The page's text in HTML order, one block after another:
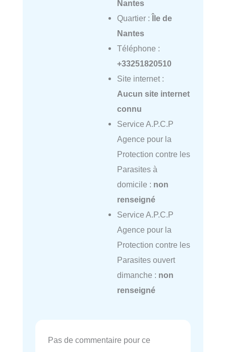
Nantes
Quartier : Île de
Nantes
Téléphone :
+33251820510
Site internet :
Aucun site internet
connu
Service A.P.C.P
Agence pour la
Protection contre les
Parasites à
domicile : non
renseigné
Service A.P.C.P
Agence pour la
Protection contre les
Parasites ouvert
dimanche : non
renseigné
Pas de commentaire pour ce